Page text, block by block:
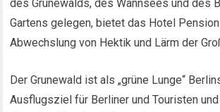
des Grunewalds, des Wannsees und des
Gartens gelegen, bietet das Hotel
Abwechslung von Hektik und Lärm der
Der Grunewald ist als „grüne Lunge“
Ausflugsziel für Berliner und Touristen